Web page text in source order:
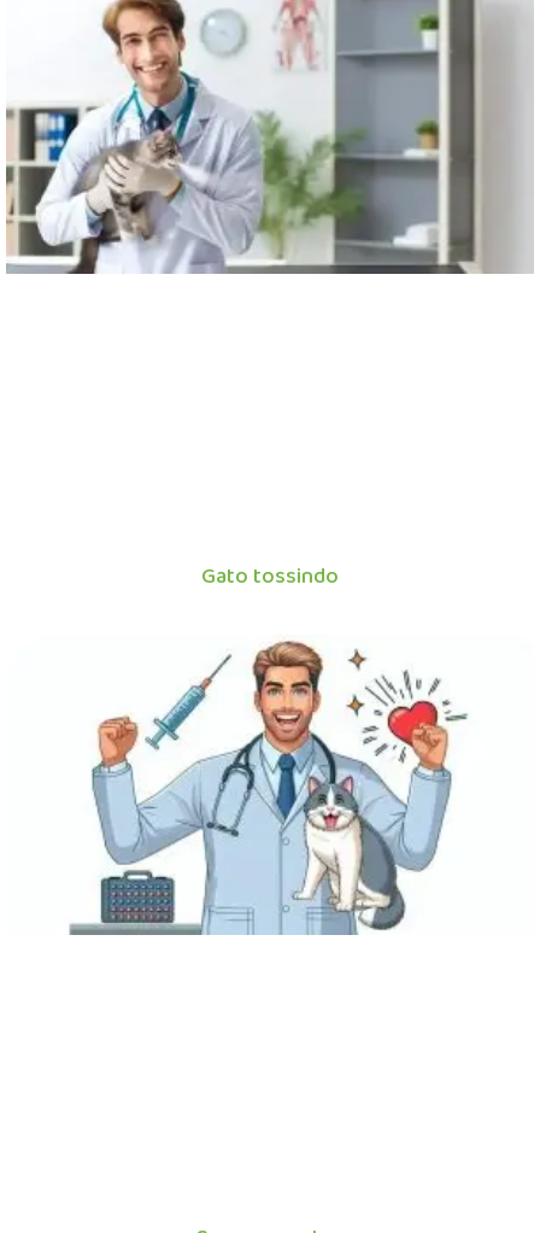
Gato tossindo